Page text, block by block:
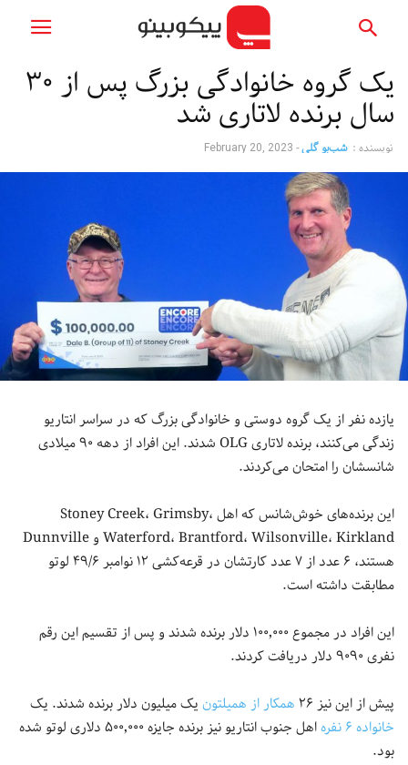
یک گروه خانوادگی بزرگ پس از ۳۰
سال برنده لاتاری شد
نویسنده : شب‌بو گلی-
February 20, 2023
یازده نفر از یک گروه دوستی و خانوادگی بزرگ که در سراسر انتاریو
زندگی می‌کنند، برنده لاتاری OLG شدند. این افراد از دهه ۹۰ میلادی
شانسشان را امتحان می‌کردند.
این برنده‌های خوش‌شانس که اهل Stoney Creek، Grimsby،
Waterford، Brantford، Wilsonville، Kirkland و Dunnville
هستند، ۶ عدد از ۷ عدد کارتشان در قرعه‌کشی ۱۲ نوامبر ۴۹/۶ لوتو
مطابقت داشته است.
این افراد در مجموع ۱۰۰٬۰۰۰ دلار برنده شدند و پس از تقسیم این رقم
نفری ۹۰۹۰ دلار دریافت کردند.
پیش از این نیز ۲۶
همکار از همیلتونیک میلیون دلار برنده شدند. یک
خانواده ۶ نفره
اهل جنوب انتاریو نیز برنده جایزه ۵۰۰٬۰۰۰ دلاری لوتو شده
بود.